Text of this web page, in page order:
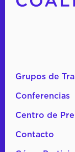
Grupos de
Conferencias
Centro de
Contacto